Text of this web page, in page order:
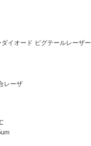
イオード ピグテールレーザー
レーザ